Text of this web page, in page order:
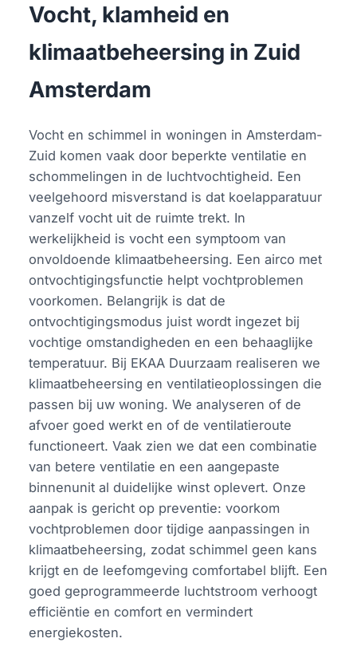
Vocht, klamheid en
klimaatbeheersing in Zuid
Amsterdam
Vocht en schimmel in woningen in Amsterdam-
Zuid komen vaak door beperkte ventilatie en
schommelingen in de luchtvochtigheid. Een
veelgehoord misverstand is dat koelapparatuur
vanzelf vocht uit de ruimte trekt. In
werkelijkheid is vocht een symptoom van
onvoldoende klimaatbeheersing. Een airco met
ontvochtigingsfunctie helpt vochtproblemen
voorkomen. Belangrijk is dat de
ontvochtigingsmodus juist wordt ingezet bij
vochtige omstandigheden en een behaaglijke
temperatuur. Bij EKAA Duurzaam realiseren we
klimaatbeheersing en ventilatieoplossingen die
passen bij uw woning. We analyseren of de
afvoer goed werkt en of de ventilatieroute
functioneert. Vaak zien we dat een combinatie
van betere ventilatie en een aangepaste
binnenunit al duidelijke winst oplevert. Onze
aanpak is gericht op preventie: voorkom
vochtproblemen door tijdige aanpassingen in
klimaatbeheersing, zodat schimmel geen kans
krijgt en de leefomgeving comfortabel blijft. Een
goed geprogrammeerde luchtstroom verhoogt
efficiëntie en comfort en vermindert
energiekosten.